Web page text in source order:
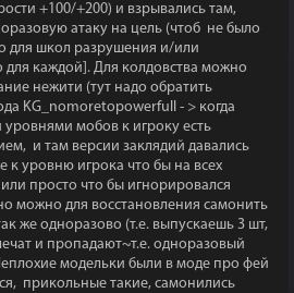
+100/+200) и взрывались там,
атаку на цель (чтоб не было
для школ разрушения и/или
для каждой]. Для колдовства можно
нежити (тут надо обратить
KG_nomoretopowerfull - > когда
мобов к игроку есть
и там версии заклядий давались
к уровню игрока что бы на всех
просто что бы игнорировался
можно для восстановления самонить
же одноразово (т.е. выпускаешь 3 шт,
и пропадают~т.е. одноразовый
модельки были в моде про фей
прикольные такие, самонились